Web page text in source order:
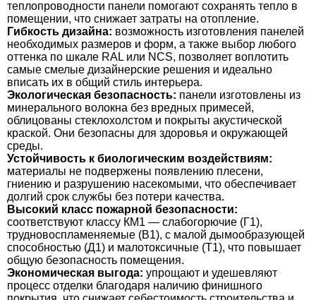
теплопроводности панели помогают сохранять тепло в
помещении, что снижает затраты на отопление.
Гибкость дизайна: возможность изготовления панелей
необходимых размеров и форм, а также выбор любого
оттенка по шкале RAL или NCS, позволяет воплотить
самые смелые дизайнерские решения и идеально
вписать их в общий стиль интерьера.
Экологическая безопасность: панели изготовлены из
минерального волокна без вредных примесей,
облицованы стеклохолстом и покрыты акустической
краской. Они безопасны для здоровья и окружающей
среды.
Устойчивость к биологическим воздействиям:
материалы не подвержены появлению плесени,
гниению и разрушению насекомыми, что обеспечивает
долгий срок службы без потери качества.
Высокий класс пожарной безопасности:
соответствуют классу КМ1 — слабогорючие (Г1),
трудновоспламеняемые (В1), с малой дымообразующей
способностью (Д1) и малотоксичные (Т1), что повышает
общую безопасность помещения.
Экономическая выгода: упрощают и удешевляют
процесс отделки благодаря наличию финишного